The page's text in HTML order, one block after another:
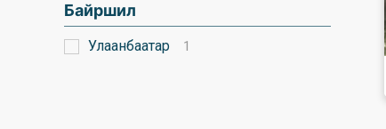
Байршил
Улаанбаатар 1